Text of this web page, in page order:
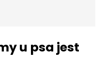
u psa jest